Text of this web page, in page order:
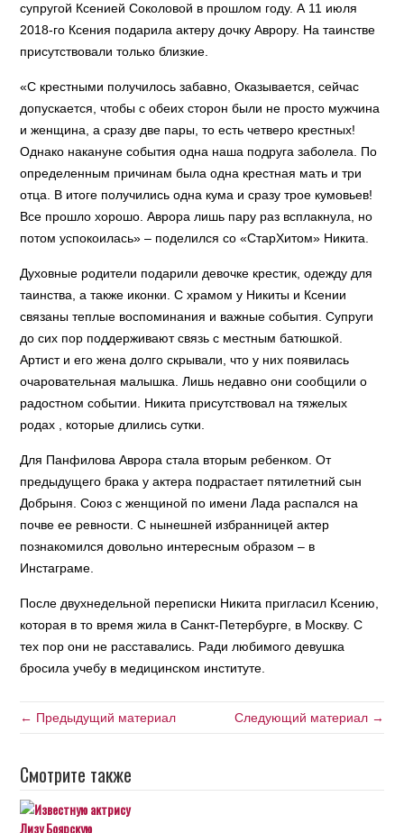
супругой Ксенией Соколовой в прошлом году. А 11 июля
2018-го Ксения подарила актеру дочку Аврору. На таинстве
присутствовали только близкие.
«С крестными получилось забавно, Оказывается, сейчас
допускается, чтобы с обеих сторон были не просто мужчина
и женщина, а сразу две пары, то есть четверо крестных!
Однако накануне события одна наша подруга заболела. По
определенным причинам была одна крестная мать и три
отца. В итоге получились одна кума и сразу трое кумовьев!
Все прошло хорошо. Аврора лишь пару раз всплакнула, но
потом успокоилась» – поделился со «СтарХитом» Никита.
Духовные родители подарили девочке крестик, одежду для
таинства, а также иконки. С храмом у Никиты и Ксении
связаны теплые воспоминания и важные события. Супруги
до сих пор поддерживают связь с местным батюшкой.
Артист и его жена долго скрывали, что у них появилась
очаровательная малышка. Лишь недавно они сообщили о
радостном событии. Никита присутствовал на тяжелых
родах , которые длились сутки.
Для Панфилова Аврора стала вторым ребенком. От
предыдущего брака у актера подрастает пятилетний сын
Добрыня. Союз с женщиной по имени Лада распался на
почве ее ревности. С нынешней избранницей актер
познакомился довольно интересным образом – в
Инстаграме.
После двухнедельной переписки Никита пригласил Ксению,
которая в то время жила в Санкт-Петербурге, в Москву. С
тех пор они не расставались. Ради любимого девушка
бросила учебу в медицинском институте.
← Предыдущий материал Следующий материал →
Смотрите также